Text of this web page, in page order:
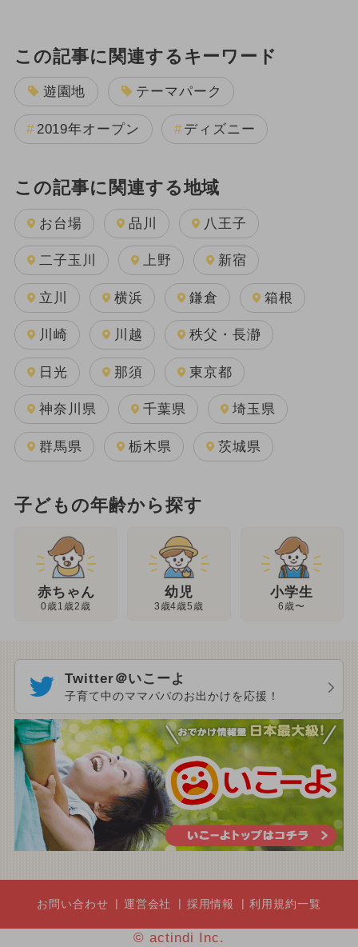
この記事に関連するキーワード
遊園地 テーマパーク
2019年オープン ディズニー
この記事に関連する地域
お台場 品川 八王子
二子玉川 上野 新宿
立川 横浜 鎌倉 箱根
川崎 川越 秩父・長瀞
日光 那須 東京都
神奈川県 千葉県 埼玉県
群馬県 栃木県 茨城県
子どもの年齢から探す
赤ちゃん
0歳1歳2歳
幼児
3歳4歳5歳
小学生
6歳〜
Twitter＠いこーよ
子育て中のママパパのお出かけを応援！
お問い合わせ 運営会社 採用情報 利用規約一覧
© actindi Inc.